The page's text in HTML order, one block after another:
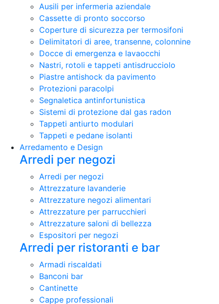
Ausili per infermeria aziendale
Cassette di pronto soccorso
Coperture di sicurezza per termosifoni
Delimitatori di aree, transenne, colonnine
Docce di emergenza e lavaocchi
Nastri, rotoli e tappeti antisdrucciolo
Piastre antishock da pavimento
Protezioni paracolpi
Segnaletica antinfortunistica
Sistemi di protezione dal gas radon
Tappeti antiurto modulari
Tappeti e pedane isolanti
Arredamento e Design
Arredi per negozi
Arredi per negozi
Attrezzature lavanderie
Attrezzature negozi alimentari
Attrezzature per parrucchieri
Attrezzature saloni di bellezza
Espositori per negozi
Arredi per ristoranti e bar
Armadi riscaldati
Banconi bar
Cantinette
Cappe professionali